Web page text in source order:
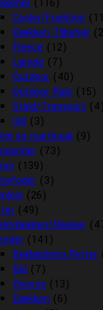
(116)
Cooler/Funktion
Dækken Tilbehør
Fleece (12)
Lænde (7)
Outdoor (40)
Outdoor Rain (15)
Stald/Transport (4)
Uld (3)
og martingal (9)
(73)
(139)
(3)
(26)
(49)
Masker
(141)
Beklædning Rytter
Bid (7)
Diverse (13)
Dækken (6)